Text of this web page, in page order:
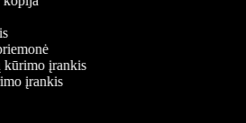
įrankis
įrankis